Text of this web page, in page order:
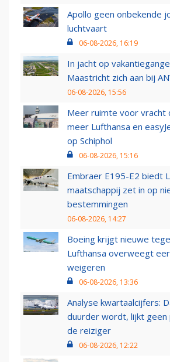
Apollo geen onbekende
luchtvaart
06-08-2026, 16:19
In jacht op
Maastricht zich aan bij
06-08-2026, 15:56
Meer ruimte voor vracht
meer Lufthansa en
op Schiphol
06-08-2026, 15:16
Embraer E195-E2 biedt
maatschappij zet in op
bestemmingen
06-08-2026, 14:27
Boeing krijgt nieuwe
Lufthansa overweegt
weigeren
06-08-2026, 13:36
Analyse kwartaalcijfers:
duurder wordt, lijkt
de reiziger
06-08-2026, 12:22